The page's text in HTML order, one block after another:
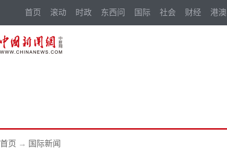
首页 滚动 时政 东西问 国际 社会 财经 港澳
首页 → 国际新闻